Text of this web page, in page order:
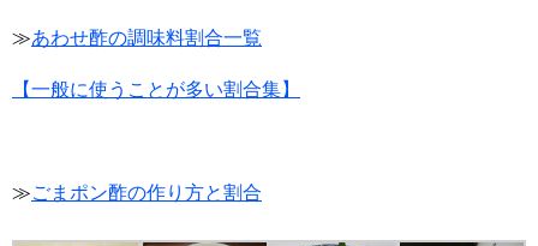
≫あわせ酢の調味料割合一覧
【一般に使うことが多い割合集】
≫ごまポン酢の作り方と割合